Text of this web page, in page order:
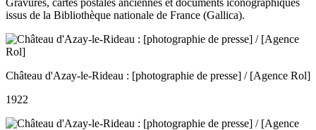
Gravures, cartes postales anciennes et documents iconographiques
issus de la Bibliothèque nationale de France (Gallica).
Château d'Azay-le-Rideau : [photographie de presse] / [Agence Rol]
1922